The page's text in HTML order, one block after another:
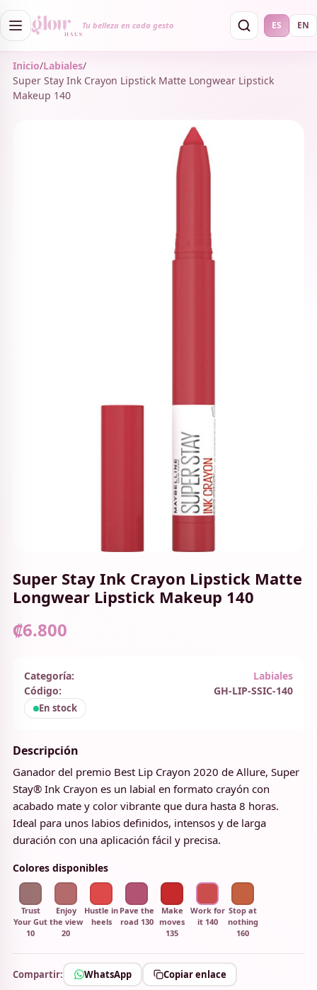
Tu belleza en cada gesto ES EN
Inicio/Labiales/
Super Stay Ink Crayon Lipstick Matte Longwear Lipstick
Makeup 140
Super Stay Ink Crayon Lipstick Matte
Longwear Lipstick Makeup 140
₡6.800
Categoría:
Labiales
Código:
GH-LIP-SSIC-140
En stock
Descripción
Ganador del premio Best Lip Crayon 2020 de Allure, Super
Stay® Ink Crayon es un labial en formato crayón con
acabado mate y color vibrante que dura hasta 8 horas.
Ideal para unos labios definidos, intensos y de larga
duración con una aplicación fácil y precisa.
Colores disponibles
Trust
Your Gut
10
Enjoy
the view
20
Hustle in
heels
Pave the
road 130
Make
moves
135
Work for
it 140
Stop at
nothing
160
Compartir: WhatsApp Copiar enlace